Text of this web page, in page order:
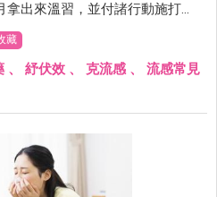
拿出來溫習，並付諸行動施打
藏
、 紓伏效 、 克流感 、 流感常見